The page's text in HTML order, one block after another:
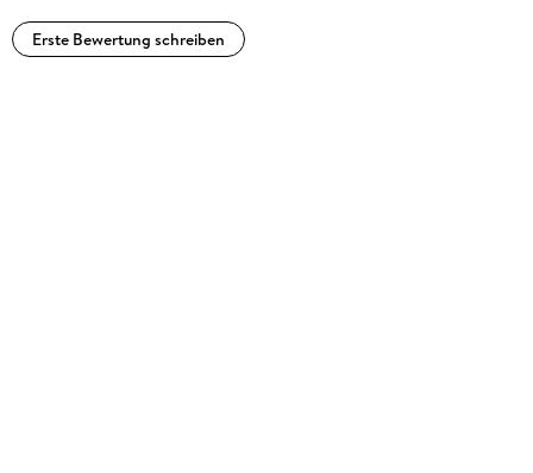
Erste Bewertung schreiben